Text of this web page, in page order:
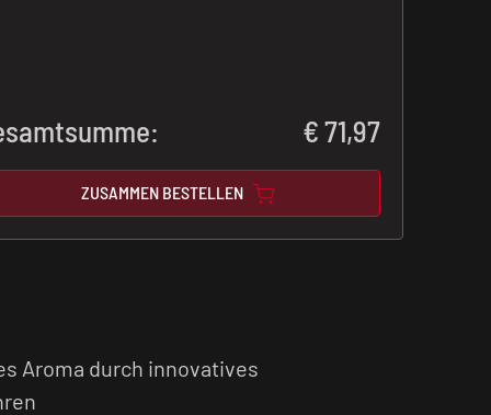
€71,97
ZUSAMMEN BESTELLEN
Aroma durch innovatives